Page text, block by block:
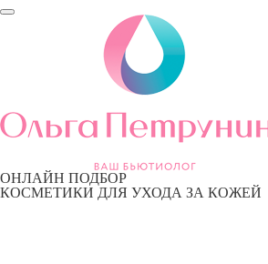
ОНЛАЙН ПОДБОР
КОСМЕТИКИ ДЛЯ УХОДА ЗА КОЖЕЙ